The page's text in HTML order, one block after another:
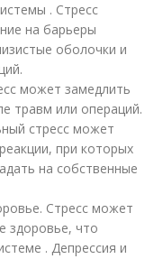
. Стресс
на барьеры
оболочки и
может замедлить
травм или операций.
стресс может
при которых
на собственные
Стресс может
здоровье, что
. Депрессия и